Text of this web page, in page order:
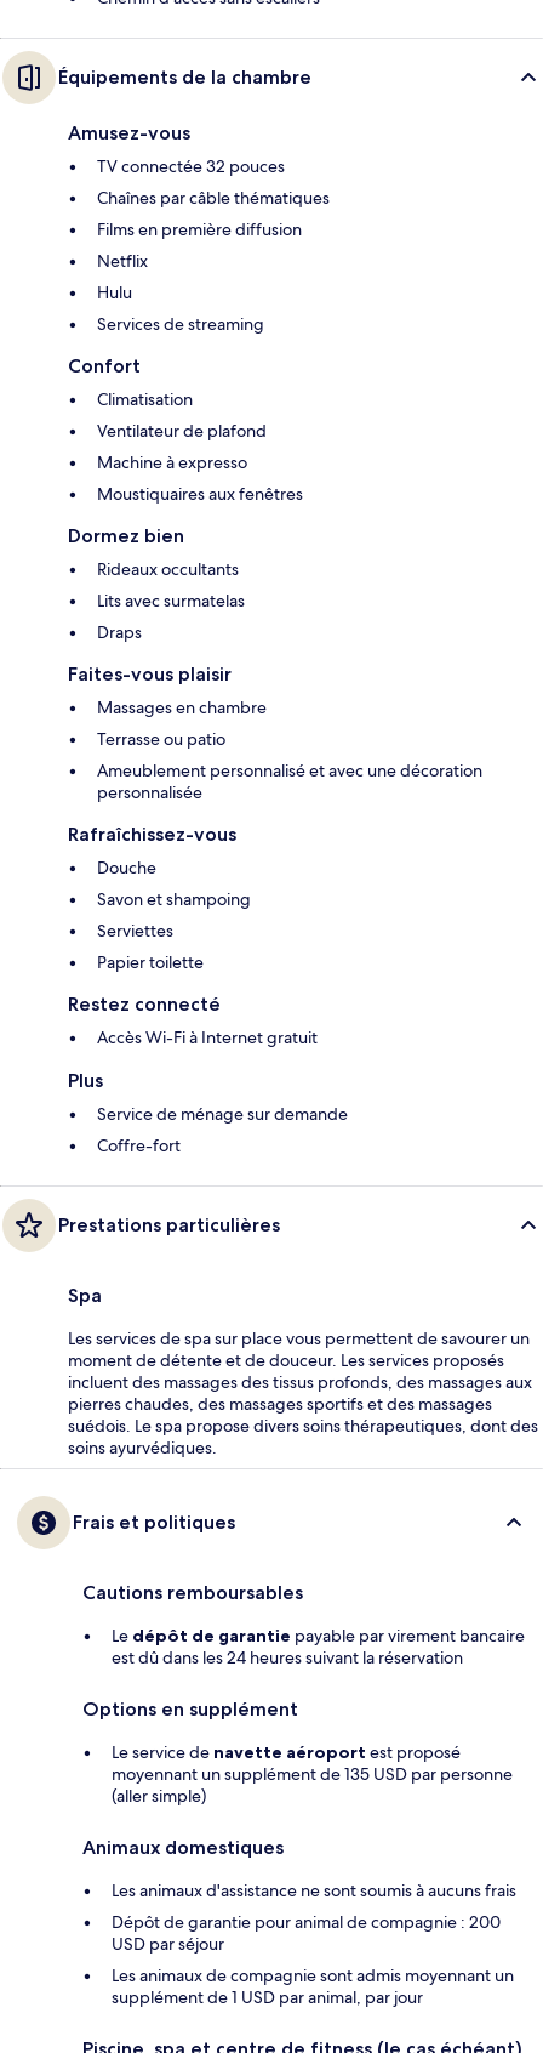
Équipements de la chambre
Amusez-vous
TV connectée 32 pouces
Chaînes par câble thématiques
Films en première diffusion
Netflix
Hulu
Services de streaming
Confort
Climatisation
Ventilateur de plafond
Machine à expresso
Moustiquaires aux fenêtres
Dormez bien
Rideaux occultants
Lits avec surmatelas
Draps
Faites-vous plaisir
Massages en chambre
Terrasse ou patio
Ameublement personnalisé et avec une décoration
personnalisée
Rafraîchissez-vous
Douche
Savon et shampoing
Serviettes
Papier toilette
Restez connecté
Accès Wi-Fi à Internet gratuit
Plus
Service de ménage sur demande
Coffre-fort
Prestations particulières
Spa
Les services de spa sur place vous permettent de savourer un
moment de détente et de douceur. Les services proposés
incluent des massages des tissus profonds, des massages aux
pierres chaudes, des massages sportifs et des massages
suédois. Le spa propose divers soins thérapeutiques, dont des
soins ayurvédiques.
Frais et politiques
Cautions remboursables
Le dépôt de garantie payable par virement bancaire
est dû dans les 24 heures suivant la réservation
Options en supplément
Le service de navette aéroport est proposé
moyennant un supplément de 135 USD par personne
(aller simple)
Animaux domestiques
Les animaux d'assistance ne sont soumis à aucuns frais
Dépôt de garantie pour animal de compagnie : 200
USD par séjour
Les animaux de compagnie sont admis moyennant un
supplément de 1 USD par animal, par jour